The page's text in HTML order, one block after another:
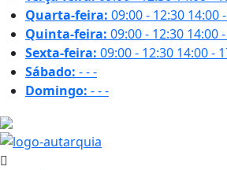
Quarta-feira: 09:00 - 12:30 14:00
Quinta-feira: 09:00 - 12:30 14:00
Sexta-feira: 09:00 - 12:30 14:00 -
Sábado: ---
Domingo: ---